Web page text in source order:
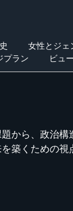
女性とジェ
プラン ビュ
ら、政治
築くための視